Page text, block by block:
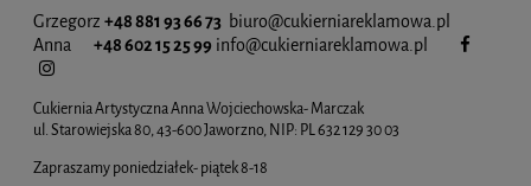
Grzegorz +48 881 93 66 73 biuro@cukierniareklamowa.pl
Anna
+48 602 15 25 99 info@cukierniareklamowa.pl
Cukiernia Artystyczna Anna Wojciechowska- Marczak
ul. Starowiejska 80, 43-600 Jaworzno, NIP: PL 632 129 30 03
Zapraszamy poniedziałek- piątek 8-18